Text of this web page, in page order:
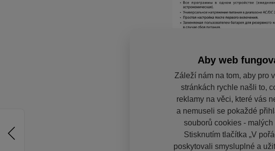
Aby web
Záleží nám na tom, aby pro
stránkách rychle našli to,
reklamy na věci, které vás
a nemuseli se pokaždé
souborů cookies -
Stisknutím tlačítka „V
poskytovali smysluplné a